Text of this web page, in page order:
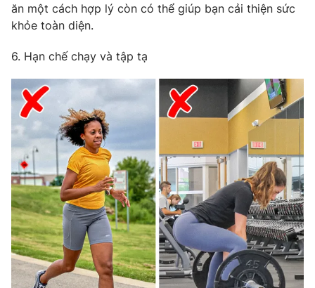
ăn một cách hợp lý còn có thể giúp bạn cải thiện sức
khỏe toàn diện.
6. Hạn chế chạy và tập tạ